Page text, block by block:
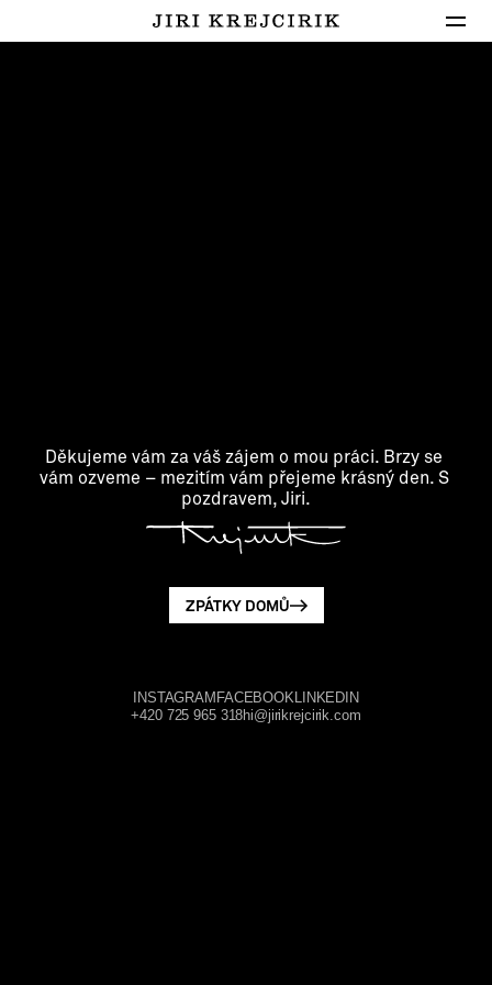
Děkujeme vám za váš zájem o mou práci. Brzy se
vám ozveme – mezitím vám přejeme krásný den. S
pozdravem, Jiri.
ZPÁTKY DOMŮ
INSTAGRAM FACEBOOKLINKEDIN
+420 725 965 318hi@jirikrejcirik.com